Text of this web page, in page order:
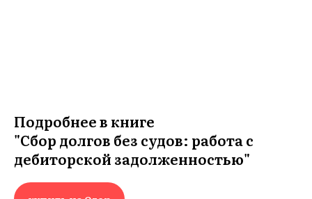
Подробнее в книге
"Сбор долгов без судов: работа с
дебиторской задолженностью"